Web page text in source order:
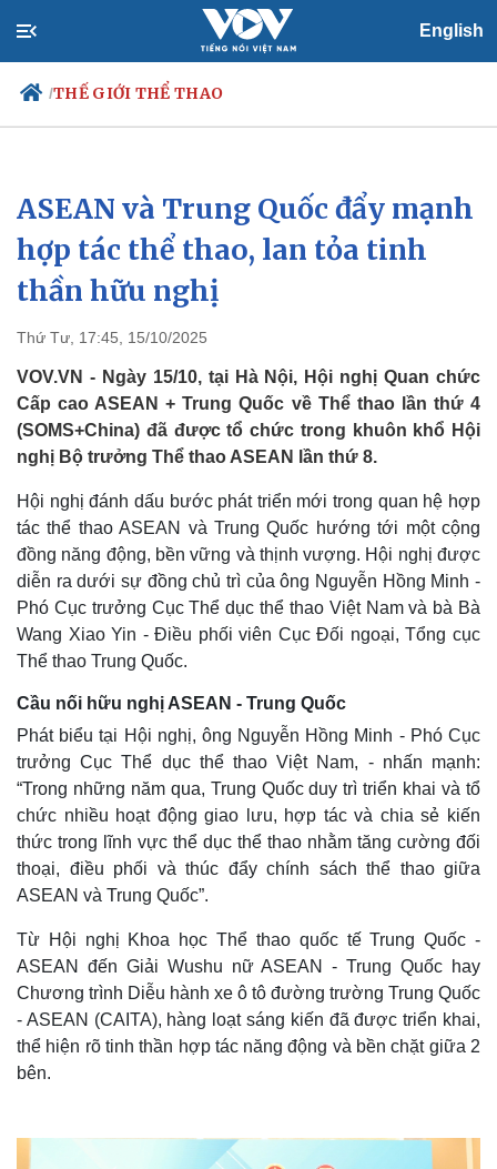
English
/THẾ GIỚI THỂ THAO
Chính trị
Đảng
Tổ chức nhân sự
Quốc hội
Xã hội
Tin 24h
Dự báo thời tiết
ASEAN và Trung Quốc đẩy mạnh
hợp tác thể thao, lan tỏa tinh
thần hữu nghị
Thứ Tư, 17:45, 15/10/2025
VOV.VN - Ngày 15/10, tại Hà Nội, Hội nghị Quan chức
Cấp cao ASEAN + Trung Quốc về Thể thao lần thứ 4
(SOMS+China) đã được tổ chức trong khuôn khổ Hội
nghị Bộ trưởng Thể thao ASEAN lần thứ 8.
Hội nghị đánh dấu bước phát triển mới trong quan hệ hợp
tác thể thao ASEAN và Trung Quốc hướng tới một cộng
đồng năng động, bền vững và thịnh vượng. Hội nghị được
diễn ra dưới sự đồng chủ trì của ông Nguyễn Hồng Minh -
Phó Cục trưởng Cục Thể dục thể thao Việt Nam và bà Bà
Wang Xiao Yin - Điều phối viên Cục Đối ngoại, Tổng cục
Thể thao Trung Quốc.
Cầu nối hữu nghị ASEAN - Trung Quốc
Phát biểu tại Hội nghị, ông Nguyễn Hồng Minh - Phó Cục
trưởng Cục Thể dục thể thao Việt Nam, - nhấn mạnh:
“Trong những năm qua, Trung Quốc duy trì triển khai và tổ
chức nhiều hoạt động giao lưu, hợp tác và chia sẻ kiến
thức trong lĩnh vực thể dục thể thao nhằm tăng cường đối
thoại, điều phối và thúc đẩy chính sách thể thao giữa
ASEAN và Trung Quốc”.
Từ Hội nghị Khoa học Thể thao quốc tế Trung Quốc -
ASEAN đến Giải Wushu nữ ASEAN - Trung Quốc hay
Chương trình Diễu hành xe ô tô đường trường Trung Quốc
- ASEAN (CAITA), hàng loạt sáng kiến đã được triển khai,
thể hiện rõ tinh thần hợp tác năng động và bền chặt giữa 2
bên.